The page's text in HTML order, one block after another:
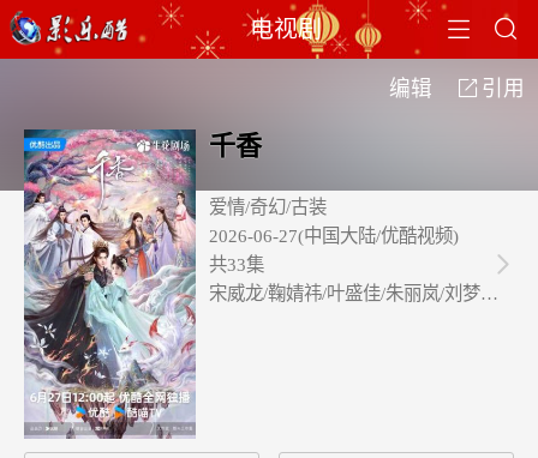
 
电视剧
编辑  引用
千香
爱情/奇幻/古装
2026-06-27(中国大陆/优酷视频)
共33集
宋威龙/鞠婧祎/叶盛佳/朱丽岚/刘梦芮/…
